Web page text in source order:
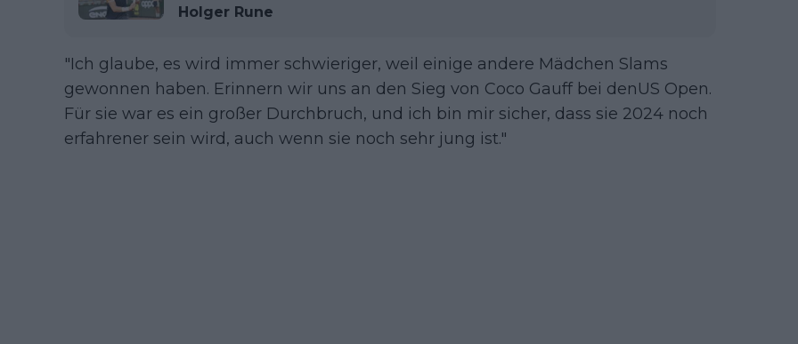
Holger Rune
"Ich glaube, es wird immer schwieriger, weil einige andere Mädchen Slams
gewonnen haben. Erinnern wir uns an den Sieg von Coco Gauff bei denUS Open.
Für sie war es ein großer Durchbruch, und ich bin mir sicher, dass sie 2024 noch
erfahrener sein wird, auch wenn sie noch sehr jung ist."